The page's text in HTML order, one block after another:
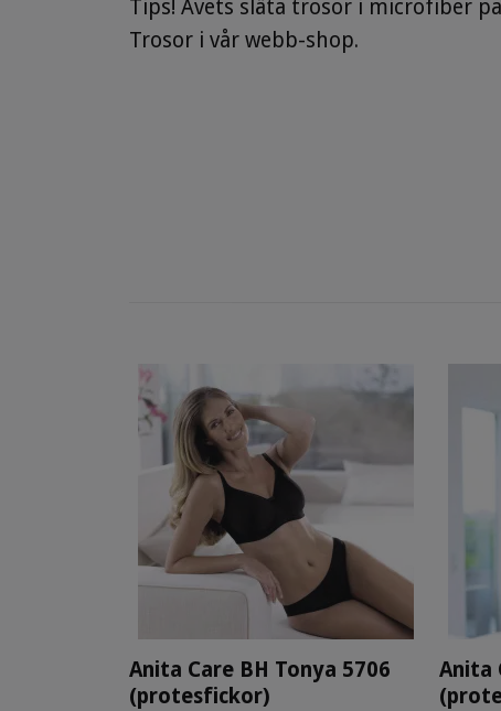
Tips! Avets släta trosor i microfiber
Trosor i vår webb-shop.
Anita Care BH Tonya 5706
(protesfickor)
Anita